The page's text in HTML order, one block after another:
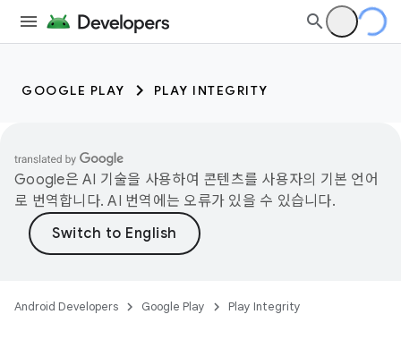
GOOGLE PLAY PLAY INTEGRITY
Google은 AI 기술을 사용하여 콘텐츠를 사용자의 기본 언어
로 번역합니다. AI 번역에는 오류가 있을 수 있습니다.
Android Developers Google Play Play Integrity